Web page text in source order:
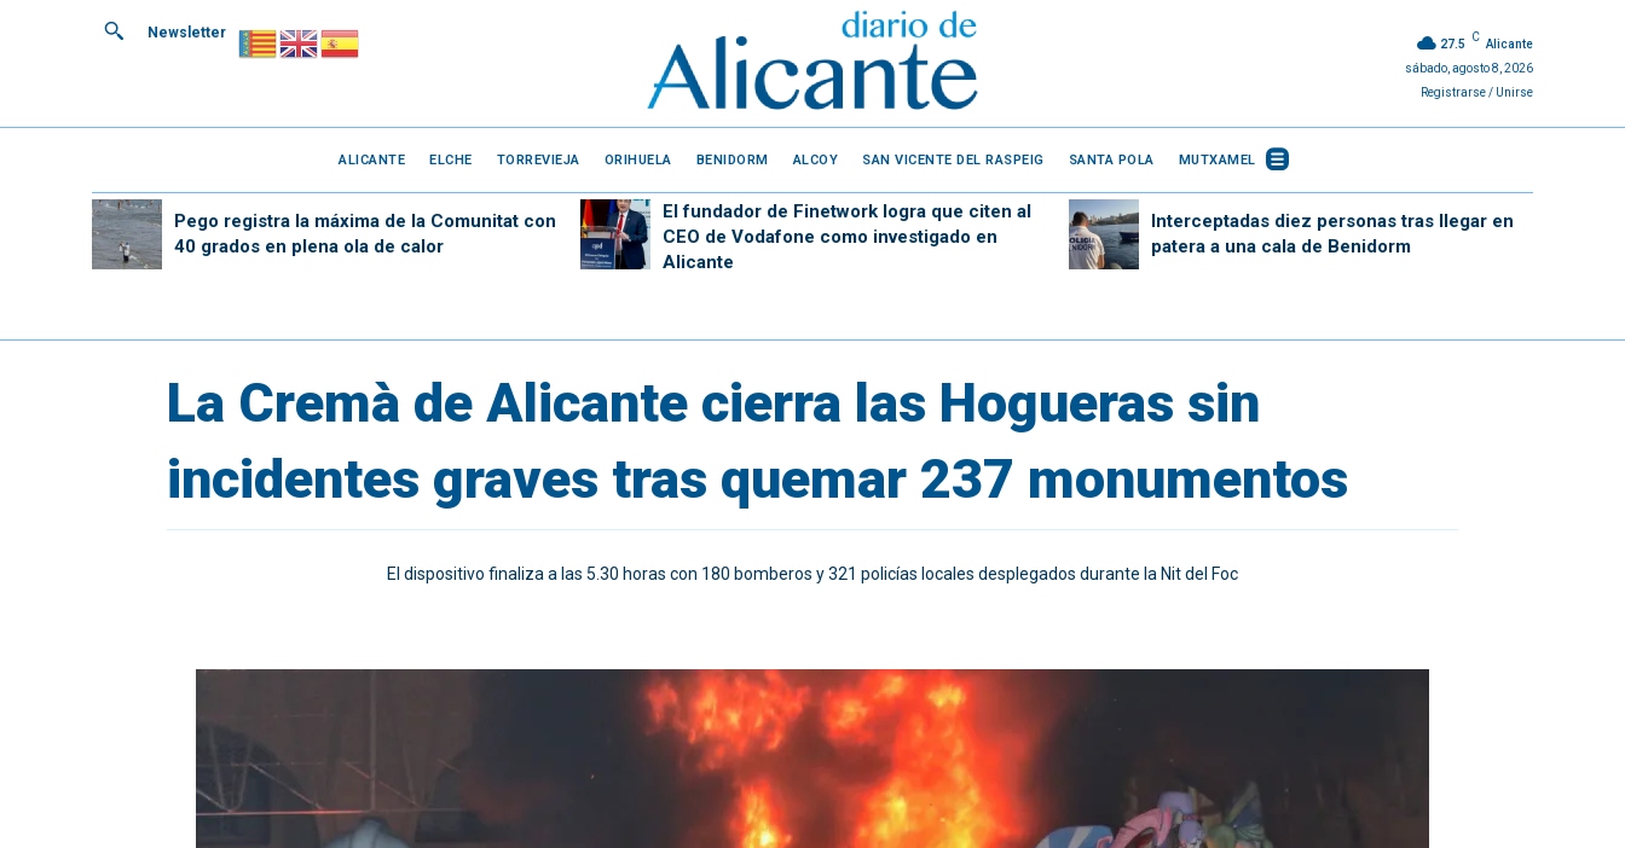
Newsletter
27.5
C
Alicante
sábado, agosto 8, 2026
Registrarse / Unirse
ALICANTE ELCHE TORREVIEJA ORIHUELA BENIDORM ALCOY SAN VICENTE DEL RASPEIG SANTA POLA MUTXAMEL
Pego registra la máxima de la Comunitat con
40 grados en plena ola de calor
El fundador de Finetwork logra que citen al
CEO de Vodafone como investigado en
Alicante
Interceptadas diez personas tras llegar en
patera a una cala de Benidorm
La Cremà de Alicante cierra las Hogueras sin
incidentes graves tras quemar 237 monumentos
El dispositivo finaliza a las 5.30 horas con 180 bomberos y 321 policías locales desplegados durante la Nit del Foc